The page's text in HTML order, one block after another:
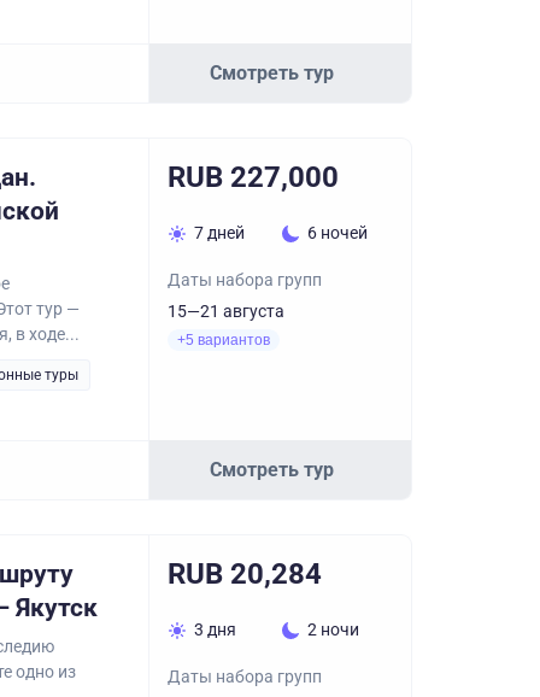
Смотреть тур
тур —
в ходе...
туры
RUB 227,000
7 дней 6 ночей
Даты набора групп
15—21 августа
+5 вариантов
Смотреть тур
Якутск
одно из
RUB 20,284
3 дня 2 ночи
Даты набора групп